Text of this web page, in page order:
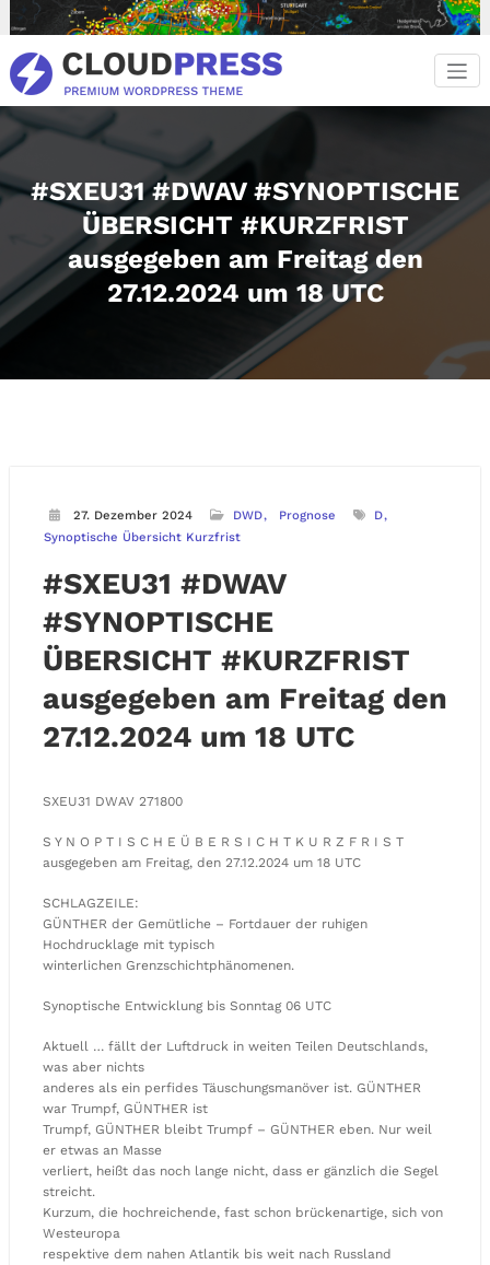
Inhalt
springen
#SXEU31 #DWAV #SYNOPTISCHE
ÜBERSICHT #KURZFRIST
ausgegeben am Freitag den
27.12.2024 um 18 UTC
27. Dezember 2024 DWD Prognose
D
Synoptische Übersicht Kurzfrist
#SXEU31 #DWAV
#SYNOPTISCHE
ÜBERSICHT #KURZFRIST
ausgegeben am Freitag den
27.12.2024 um 18 UTC
SXEU31 DWAV 271800
S Y N O P T I S C H E Ü B E R S I C H T K U R Z F R I S T
ausgegeben am Freitag, den 27.12.2024 um 18 UTC
SCHLAGZEILE:
GÜNTHER der Gemütliche – Fortdauer der ruhigen
Hochdrucklage mit typisch
winterlichen Grenzschichtphänomenen.
Synoptische Entwicklung bis Sonntag 06 UTC
Aktuell … fällt der Luftdruck in weiten Teilen Deutschlands,
was aber nichts
anderes als ein perfides Täuschungsmanöver ist. GÜNTHER
war Trumpf, GÜNTHER ist
Trumpf, GÜNTHER bleibt Trumpf – GÜNTHER eben. Nur weil
er etwas an Masse
verliert, heißt das noch lange nicht, dass er gänzlich die Segel
streicht.
Kurzum, die hochreichende, fast schon brückenartige, sich von
Westeuropa
respektive dem nahen Atlantik bis weit nach Russland